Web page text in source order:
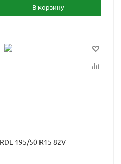
В корзину
195/50 R15 82V